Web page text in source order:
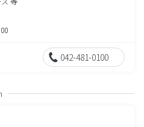
042-481-0100